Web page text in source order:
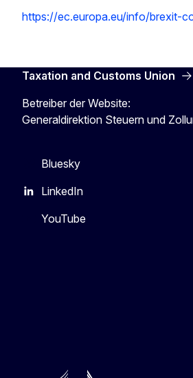
https://ec.europa.eu/info/brexit-
Taxation and Customs Union
Betreiber der Website:
Generaldirektion Steuern und
Bluesky
LinkedIn
YouTube